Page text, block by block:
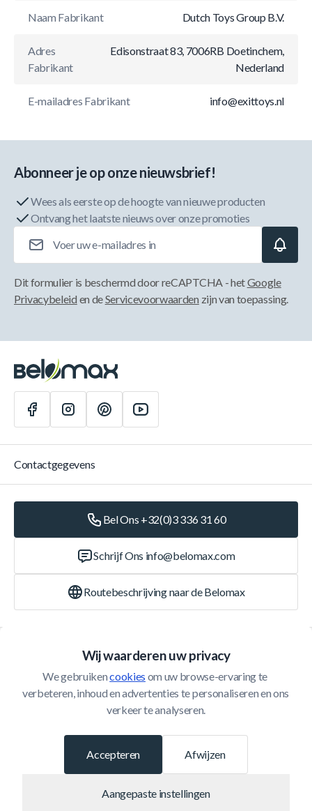
Naam Fabrikant Dutch Toys Group B.V.
Adres
Fabrikant
Edisonstraat 83, 7006RB Doetinchem,
Nederland
E-mailadres Fabrikant info@exittoys.nl
Wij waarderen uw privacy
We gebruiken cookies om uw browse-ervaring te
verbeteren, inhoud en advertenties te personaliseren en ons
verkeer te analyseren.
Afwijzen
Aangepaste instellingen
Accepteren
Abonneer je op onze nieuwsbrief!
Wees als eerste op de hoogte van nieuwe producten
Ontvang het laatste nieuws over onze promoties
Dit formulier is beschermd door reCAPTCHA - hetGoogle
Privacybeleid en deServicevoorwaarden zijn van toepassing.
Klantenservice
Contactgegevens
Bel Ons +32(0)3 336 31 60
Schrijf Ons info@belomax.com
Routebeschrijving naar de Belomax